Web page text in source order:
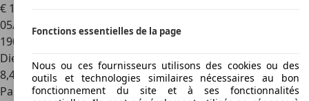
€ 18 200
05/2018
190 000 km
Diesel
8,4 l/100 km (mixte)
Particulier
Fonctions essentielles de la page
Nous ou ces fournisseurs utilisons des cookies ou des
outils et technologies similaires nécessaires au bon
fonctionnement du site et à ses fonctionnalités